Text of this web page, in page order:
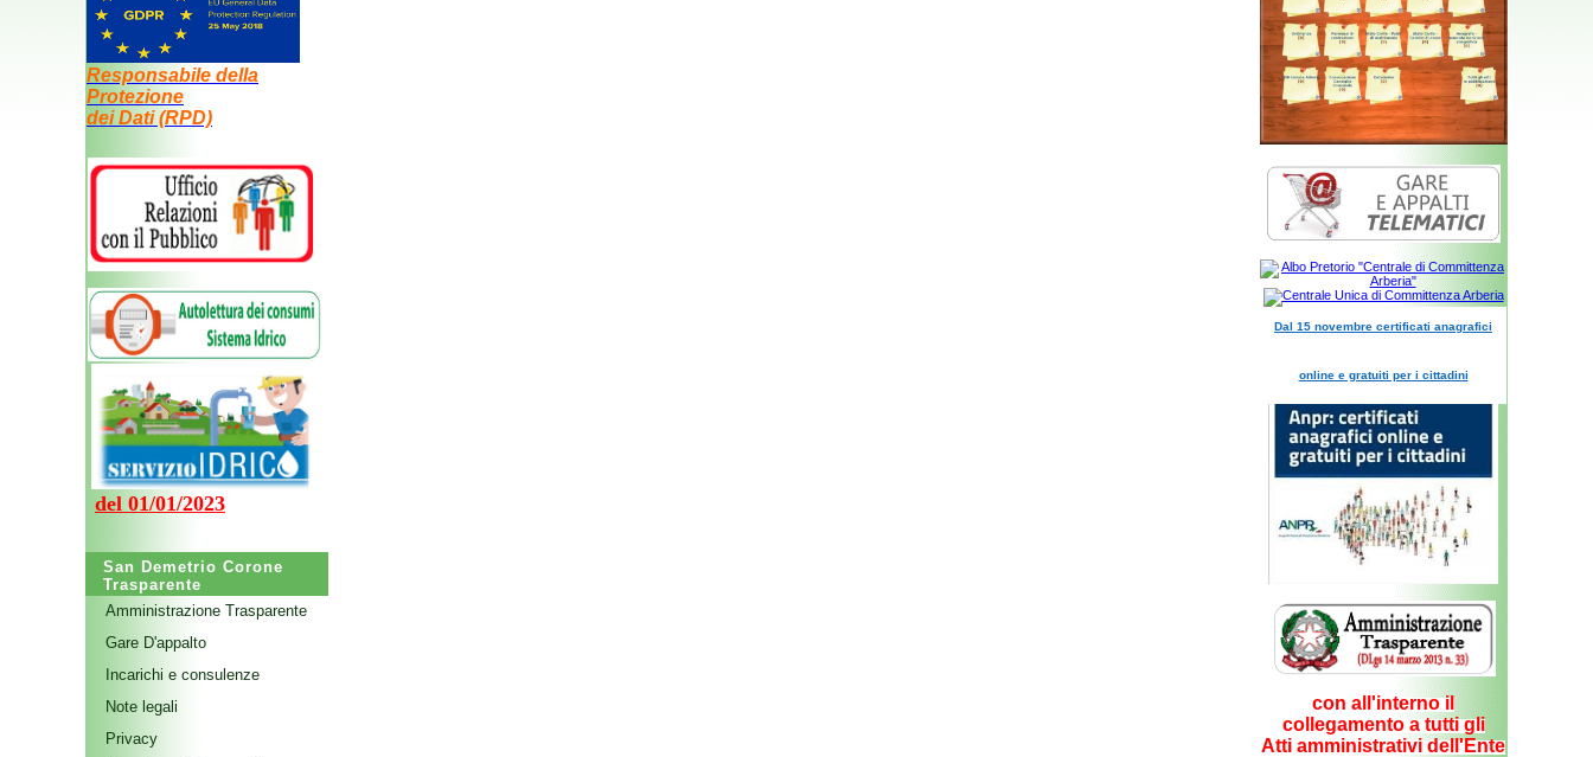
Responsabile della
Protezione
dei Dati (RPD)
del 01/01/2023
San Demetrio Corone
Trasparente
Amministrazione Trasparente
Gare D'appalto
Incarichi e consulenze
Note legali
Privacy
Dal 15 novembre certificati anagrafici
online e gratuiti per i cittadini
con all'interno il
collegamento a tutti gli
Atti amministrativi dell'Ente